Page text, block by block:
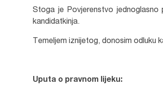
Stoga je Povjerenstvo
kandidatkinja.
Temeljem iznijetog, donosim odluku
Uputa o pravnom lijeku: